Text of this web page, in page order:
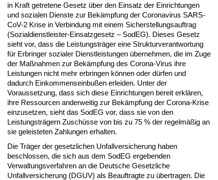
in Kraft getretene Gesetz über den Einsatz der Einrichtungen
und sozialen Dienste zur Bekämpfung der Coronavirus SARS-
CoV-2 Krise in Verbindung mit einem Sicherstellungsauftrag
(Sozialdienstleister-Einsatzgesetz – SodEG). Dieses Gesetz
sieht vor, dass die Leistungsträger eine Strukturverantwortung
für Erbringer sozialer Dienstleistungen übernehmen, die im Zuge
der Maßnahmen zur Bekämpfung des Corona-Virus ihre
Leistungen nicht mehr erbringen können oder dürfen und
dadurch Einkommenseinbußen erleiden. Unter der
Voraussetzung, dass sich diese Einrichtungen bereit erklären,
ihre Ressourcen anderweitig zur Bekämpfung der Corona-Krise
einzusetzen, sieht das SodEG vor, dass sie von den
Leistungsträgern Zuschüsse von bis zu 75 % der regelmäßig an
sie geleisteten Zahlungen erhalten.
Die Träger der gesetzlichen Unfallversicherung haben
beschlossen, die sich aus dem SodEG ergebenden
Verwaltungsverfahren an die Deutsche Gesetzliche
Unfallversicherung (DGUV) als Beauftragte zu übertragen. Die